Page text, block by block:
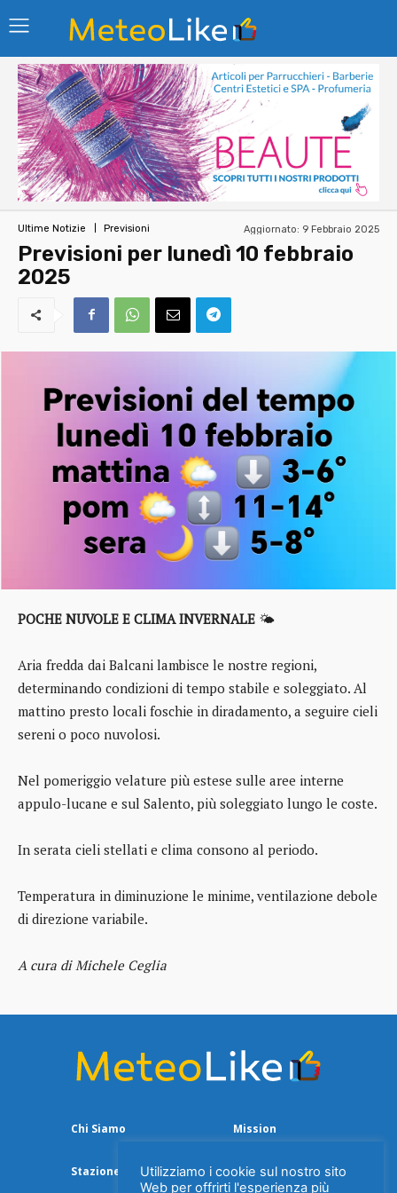
Ultime Notizie Previsioni Aggiornato: 9 Febbraio 2025
Previsioni per lunedì 10 febbraio
2025
POCHE NUVOLE E CLIMA INVERNALE 🌤️
Aria fredda dai Balcani lambisce le nostre regioni,
determinando condizioni di tempo stabile e soleggiato. Al
mattino presto locali foschie in diradamento, a seguire cieli
sereni o poco nuvolosi.
Nel pomeriggio velature più estese sulle aree interne
appulo-lucane e sul Salento, più soleggiato lungo le coste.
In serata cieli stellati e clima consono al periodo.
Temperatura in diminuzione le minime, ventilazione debole
di direzione variabile.
A cura di Michele Ceglia
Chi Siamo Mission
Stazione MeteoUtilizziamo i cookie sul nostro sito
Web per offrirti l'esperienza più